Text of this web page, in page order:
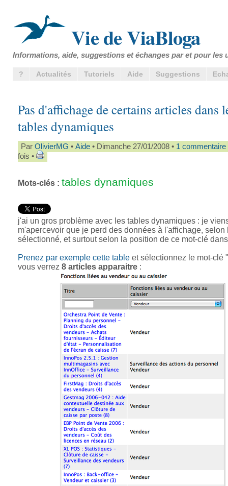
Vie de ViaBloga
Informations, aide, suggestions et échanges par et pour les
? Actualités Tutoriels Aide Suggestions
Pas d'affichage de certains articles dans
tables dynamiques
Par OlivierMG • Aide • Dimanche 27/01/2008 • 1 commentaire
fois •
Mots-clés : tables dynamiques
j'ai un gros problème avec les tables dynamiques : je
m'apercevoir que je perd des données à l'affichage, selon
sélectionné, et surtout selon la position de ce mot-clé
Prenez par exemple cette table et sélectionnez le mot-clé
vous verrez 8 articles apparaitre :